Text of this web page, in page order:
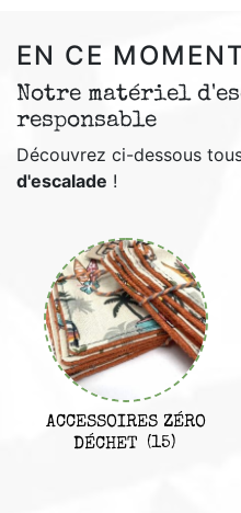
EN CE
Notre matériel
responsable
Découvrez ci-dessous
d'escalade !
ACCESSOIRES ZÉRO
DÉCHET (15)